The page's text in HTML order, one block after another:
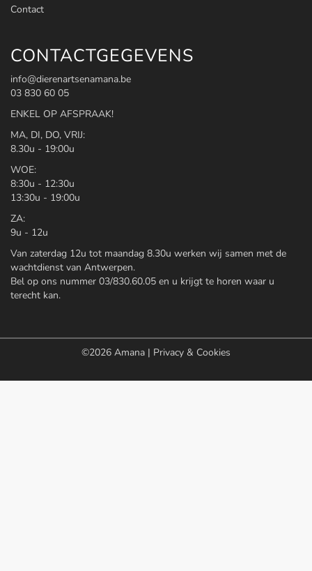
Contact
CONTACTGEGEVENS
info@dierenartsenamana.be
03 830 60 05
ENKEL OP AFSPRAAK!
MA, DI, DO, VRIJ:
8.30u - 19:00u
WOE:
8:30u - 12:30u
13:30u - 19:00u
ZA:
9u - 12u
Van zaterdag 12u tot maandag 8.30u werken wij samen met de
wachtdienst van Antwerpen.
Bel op ons nummer 03/830.60.05 en u krijgt te horen waar u
terecht kan.
©2026 Amana | Privacy & Cookies